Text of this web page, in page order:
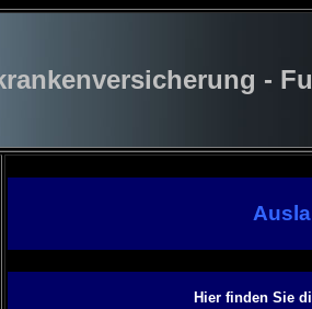
-
Hier finden Sie